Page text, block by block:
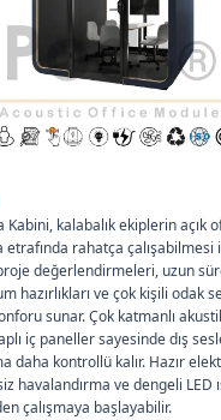
Kabini, kalabalık ekiplerin açık
etrafında rahatça çalışabilmesi
değerlendirmeleri, uzun
hazırlıkları ve çok kişili odak
sunar. Çok katmanlı
iç paneller sayesinde dış
daha kontrollü kalır. Hazır
havalandırma ve dengeli LED
çalışmaya başlayabilir.